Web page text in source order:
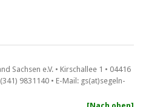
e.V. • Kirschallee 1 • 04416
9831140 • E-Mail: gs(at)segeln-